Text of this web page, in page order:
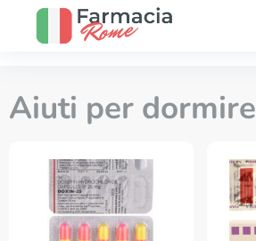
Aiuti per dormire